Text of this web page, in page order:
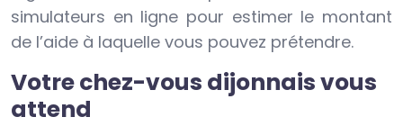
simulateurs en ligne pour estimer le montant
de l’aide à laquelle vous pouvez prétendre.
Votre chez-vous dijonnais vous
attend